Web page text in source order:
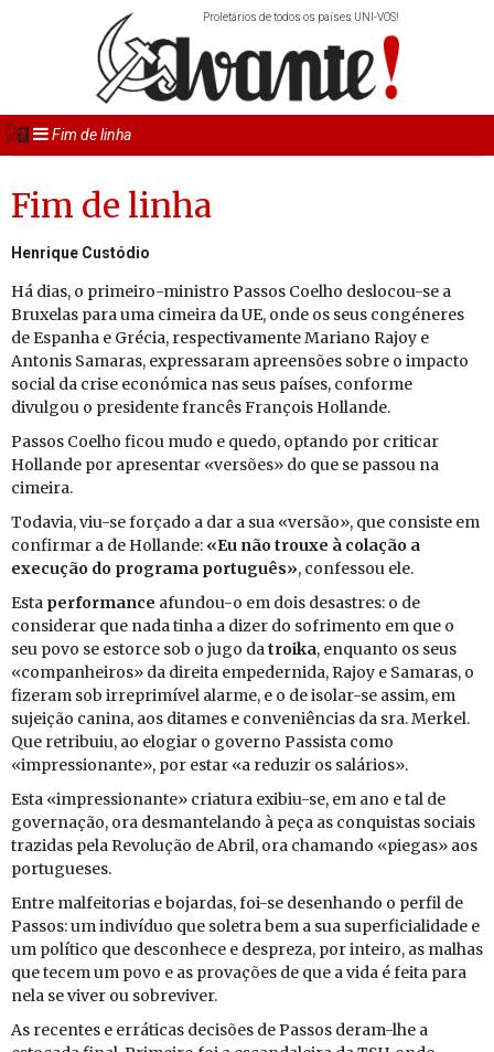
Proletários de todos os países UNI-VOS!
Fim de linha
Fim de linha
Henrique Custódio
Há dias, o pri­meiro-mi­nistro Passos Co­elho des­locou-se a
Bru­xelas para uma ci­meira da UE, onde os seus con­gé­neres
de Es­panha e Grécia, res­pec­ti­va­mente Ma­riano Rajoy e
An­tonis Sa­maras, ex­pres­saram apre­en­sões sobre o im­pacto
so­cial da crise eco­nó­mica nas seus países, con­forme
di­vulgou o pre­si­dente francês Fran­çois Hol­lande.
Passos Co­elho ficou mudo e quedo, op­tando por cri­ticar
Hol­lande por apre­sentar «ver­sões» do que se passou na
ci­meira.
To­davia, viu-se for­çado a dar a sua «versão», que con­siste em
con­firmar a de Hol­lande: «Eu não trouxe à co­lação a
exe­cução do pro­grama por­tu­guês», con­fessou ele.
Esta per­for­mance afundou-o em dois de­sas­tres: o de
con­si­derar que nada tinha a dizer do so­fri­mento em que o
seu povo se es­torce sob o jugo datroika, en­quanto os seus
«com­pa­nheiros» da di­reita em­pe­der­nida, Rajoy e Sa­maras, o
fi­zeram sob ir­re­pri­mível alarme, e o de isolar-se assim, em
su­jeição ca­nina, aos di­tames e con­ve­ni­ên­cias da sra. Merkel.
Que re­tri­buiu, ao elo­giar o go­verno Pas­sista como
«im­pres­si­o­nante», por estar «a re­duzir os sa­lá­rios».
Esta «im­pres­si­o­nante» cri­a­tura exibiu-se, em ano e tal de
go­ver­nação, ora des­man­te­lando à peça as con­quistas so­ciais
tra­zidas pela Re­vo­lução de Abril, ora cha­mando «pi­egas» aos
por­tu­gueses.
Entre mal­fei­to­rias e bo­jardas, foi-se de­se­nhando o perfil de
Passos: um in­di­víduo que so­letra bem a sua su­per­fi­ci­a­li­dade e
um po­lí­tico que des­co­nhece e des­preza, por in­teiro, as ma­lhas
que tecem um povo e as pro­va­ções de que a vida é feita para
nela se viver ou so­bre­viver.
As re­centes e er­rá­ticas de­ci­sões de Passos deram-lhe a